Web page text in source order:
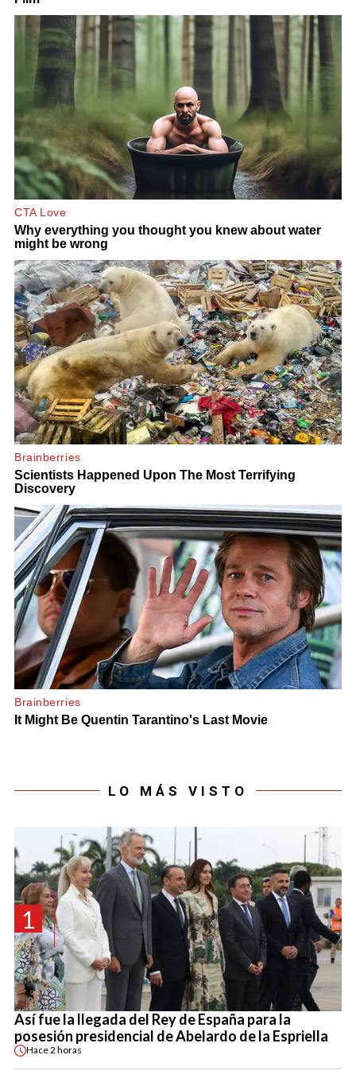
LO MÁS VISTO
1
Así fue la llegada del Rey de España para la
posesión presidencial de Abelardo de la Espriella
Hace2 horas